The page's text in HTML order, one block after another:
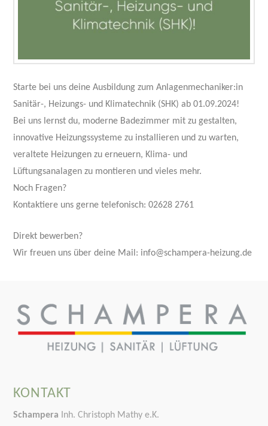
Starte bei uns deine Ausbildung zum Anlagenmechaniker:in
Sanitär-, Heizungs- und Klimatechnik (SHK) ab 01.09.2024!
Bei uns lernst du, moderne Badezimmer mit zu gestalten,
innovative Heizungssysteme zu installieren und zu warten,
veraltete Heizungen zu erneuern, Klima- und
Lüftungsanalagen zu montieren und vieles mehr.
Noch Fragen?
Kontaktiere uns gerne telefonisch: 02628 2761
Direkt bewerben?
Wir freuen uns über deine Mail: info@schampera-heizung.de
KONTAKT
Schampera Inh. Christoph Mathy e.K.